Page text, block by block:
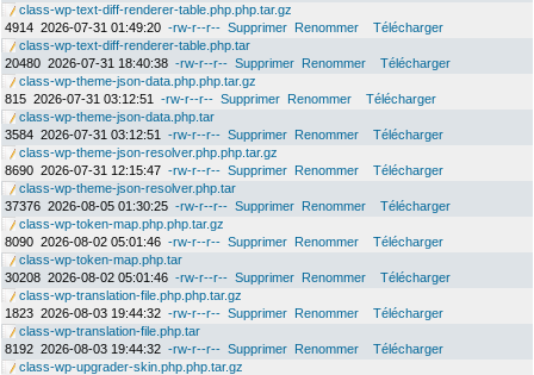
class-wp-text-diff-renderer-table.php.php.tar.gz
4914 2026-07-31 01:49:20 -rw-r--r-- Supprimer Renommer
Télécharger
class-wp-text-diff-renderer-table.php.tar
20480 2026-07-31 18:40:38 -rw-r--r-- Supprimer Renommer
Télécharger
class-wp-theme-json-data.php.php.tar.gz
815 2026-07-31 03:12:51 -rw-r--r-- Supprimer Renommer
Télécharger
class-wp-theme-json-data.php.tar
3584 2026-07-31 03:12:51 -rw-r--r-- Supprimer Renommer
Télécharger
class-wp-theme-json-resolver.php.php.tar.gz
8690 2026-07-31 12:15:47 -rw-r--r-- Supprimer Renommer
Télécharger
class-wp-theme-json-resolver.php.tar
37376 2026-08-05 01:30:25 -rw-r--r-- Supprimer Renommer
Télécharger
class-wp-token-map.php.php.tar.gz
8090 2026-08-02 05:01:46 -rw-r--r-- Supprimer Renommer
Télécharger
class-wp-token-map.php.tar
30208 2026-08-02 05:01:46 -rw-r--r-- Supprimer Renommer
Télécharger
class-wp-translation-file.php.php.tar.gz
1823 2026-08-03 19:44:32 -rw-r--r-- Supprimer Renommer
Télécharger
class-wp-translation-file.php.tar
8192 2026-08-03 19:44:32 -rw-r--r-- Supprimer Renommer
Télécharger
class-wp-upgrader-skin.php.php.tar.gz